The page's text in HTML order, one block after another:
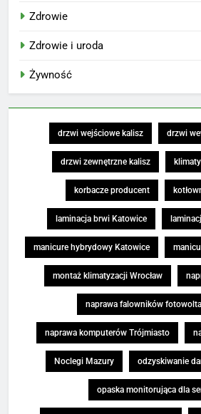
Zdrowie
Zdrowie i uroda
Żywność
drzwi wejściowe kalisz drzwi
drzwi zewnętrzne kalisz
korbacze producent
laminacja brwi Katowice
manicure hybrydowy Katowice
montaż klimatyzacji Wrocław
naprawa falowników
naprawa komputerów Trójmiasto
Noclegi Mazury odzyskiwanie
opaska monitorująca dla